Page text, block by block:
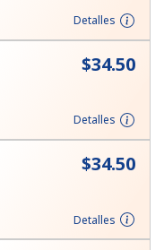
Detalles
⁦$34.50⁩
Detalles
⁦$34.50⁩
Detalles